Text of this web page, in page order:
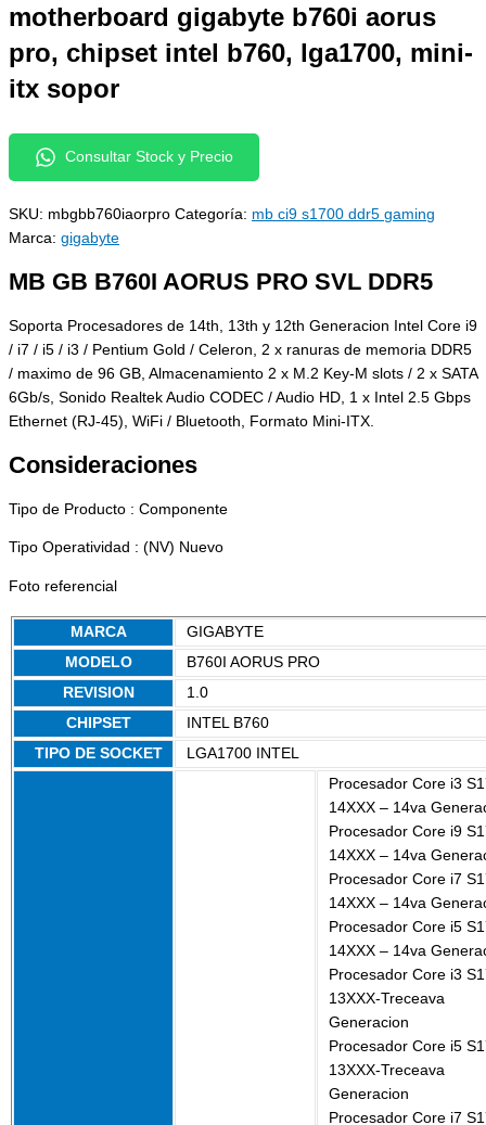
motherboard gigabyte b760i aorus
pro, chipset intel b760, lga1700, mini-
itx sopor
Consultar Stock y Precio
SKU: mbgbb760iaorpro Categoría: mb ci9 s1700 ddr5 gaming
Marca: gigabyte
MB GB B760I AORUS PRO SVL DDR5
Soporta Procesadores de 14th, 13th y 12th Generacion Intel Core i9
/ i7 / i5 / i3 / Pentium Gold / Celeron, 2 x ranuras de memoria DDR5
/ maximo de 96 GB, Almacenamiento 2 x M.2 Key-M slots / 2 x SATA
6Gb/s, Sonido Realtek Audio CODEC / Audio HD, 1 x Intel 2.5 Gbps
Ethernet (RJ-45), WiFi / Bluetooth, Formato Mini-ITX.
Consideraciones
Tipo de Producto : Componente
Tipo Operatividad : (NV) Nuevo
Foto referencial
MARCA
GIGABYTE
MODELO
B760I AORUS PRO
REVISION
1.0
CHIPSET
INTEL B760
TIPO DE SOCKET
LGA1700 INTEL
Procesador Core i3
14XXX – 14va
Procesador Core i9
14XXX – 14va
Procesador Core i7
14XXX – 14va
Procesador Core i5
14XXX – 14va
Procesador Core i3
13XXX-Treceava
Generacion
Procesador Core i5
13XXX-Treceava
Generacion
Procesador Core i7